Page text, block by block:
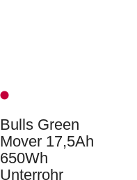
Bulls Green
Mover 17,5Ah
650Wh
Unterrohr